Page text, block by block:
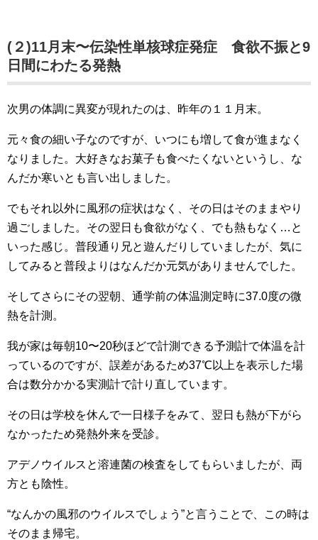
( ２)11月末〜伝染性単核球症発症 食欲不振と9
日間にわたる発熱
次男の体調に異変が現れたのは、昨年の１１月末。
元々食の細い子なのですが、いつにも増して食が進まなく
なりました。大好きなお菓子も食べたくないというし、な
んだか寒いとも言い出しました。
でもそれ以外に風邪の症状はなく、その日はそのままやり
過ごしました。その翌日も食欲がなく、でも熱もなく…と
いった感じ。普段通り兄と遊んだりしていましたが、気に
してみると普段よりはなんだか元気がありませんでした。
そしてさらにその翌朝、通学前の体温測定時に37.0度の微
熱を計測。
我が家は毎朝10〜20秒ほどで計測できる予測計で体温を計
っているのですが、誤差があるため37℃以上を表示した場
合は数分かかる実測計で計り直しています。
その日は学校を休んで一日様子をみて、翌日も熱が下がら
なかったため発熱外来を受診。
アデノウイルスと溶連菌の検査をしてもらいましたが、両
方とも陰性。
“なんかの風邪のウイルスでしょう”と言うことで、この時は
そのまま帰宅。